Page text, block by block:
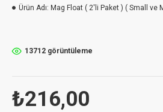
₺216,00
Ürün Adı: Mag Float ( 2'li Paket ) ( Small ve
13712 görüntüleme